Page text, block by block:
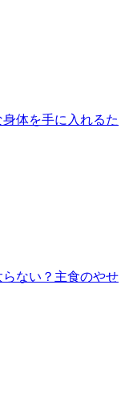
体を手に入れるた
らない？主食のやせ